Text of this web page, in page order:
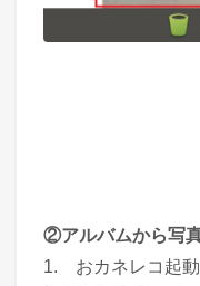
②アルバムから写
1. おカネレコ起動